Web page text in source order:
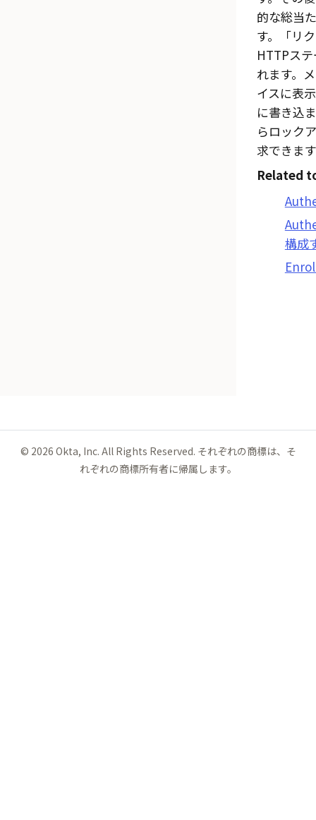
的な総当
す。「リ
HTTPス
れます。
イスに表
に書き込
らロック
求できま
Related
構成
© 2026 Okta, Inc. All Rights Reserved. それぞれの商標は、そ
れぞれの商標所有者に帰属します。